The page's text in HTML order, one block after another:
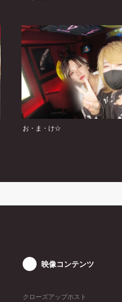
お・ま・け☆
映像コンテンツ
クローズアップホスト